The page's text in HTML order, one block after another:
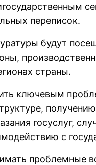
переписок.
будут
страны.
ключевым
госуслуг,
с
проблемные